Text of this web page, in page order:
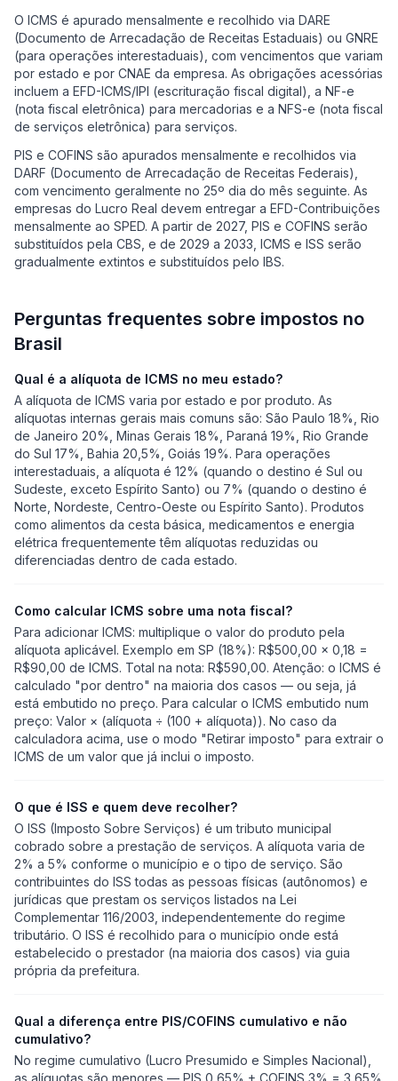
O ICMS é apurado mensalmente e recolhido via DARE
(Documento de Arrecadação de Receitas Estaduais) ou GNRE
(para operações interestaduais), com vencimentos que variam
por estado e por CNAE da empresa. As obrigações acessórias
incluem a EFD-ICMS/IPI (escrituração fiscal digital), a NF-e
(nota fiscal eletrônica) para mercadorias e a NFS-e (nota fiscal
de serviços eletrônica) para serviços.
PIS e COFINS são apurados mensalmente e recolhidos via
DARF (Documento de Arrecadação de Receitas Federais),
com vencimento geralmente no 25º dia do mês seguinte. As
empresas do Lucro Real devem entregar a EFD-Contribuições
mensalmente ao SPED. A partir de 2027, PIS e COFINS serão
substituídos pela CBS, e de 2029 a 2033, ICMS e ISS serão
gradualmente extintos e substituídos pelo IBS.
Perguntas frequentes sobre impostos no
Brasil
Qual é a alíquota de ICMS no meu estado?
A alíquota de ICMS varia por estado e por produto. As
alíquotas internas gerais mais comuns são: São Paulo 18%, Rio
de Janeiro 20%, Minas Gerais 18%, Paraná 19%, Rio Grande
do Sul 17%, Bahia 20,5%, Goiás 19%. Para operações
interestaduais, a alíquota é 12% (quando o destino é Sul ou
Sudeste, exceto Espírito Santo) ou 7% (quando o destino é
Norte, Nordeste, Centro-Oeste ou Espírito Santo). Produtos
como alimentos da cesta básica, medicamentos e energia
elétrica frequentemente têm alíquotas reduzidas ou
diferenciadas dentro de cada estado.
Como calcular ICMS sobre uma nota fiscal?
Para adicionar ICMS: multiplique o valor do produto pela
alíquota aplicável. Exemplo em SP (18%): R$500,00 × 0,18 =
R$90,00 de ICMS. Total na nota: R$590,00. Atenção: o ICMS é
calculado "por dentro" na maioria dos casos — ou seja, já
está embutido no preço. Para calcular o ICMS embutido num
preço: Valor × (alíquota ÷ (100 + alíquota)). No caso da
calculadora acima, use o modo "Retirar imposto" para extrair o
ICMS de um valor que já inclui o imposto.
O que é ISS e quem deve recolher?
O ISS (Imposto Sobre Serviços) é um tributo municipal
cobrado sobre a prestação de serviços. A alíquota varia de
2% a 5% conforme o município e o tipo de serviço. São
contribuintes do ISS todas as pessoas físicas (autônomos) e
jurídicas que prestam os serviços listados na Lei
Complementar 116/2003, independentemente do regime
tributário. O ISS é recolhido para o município onde está
estabelecido o prestador (na maioria dos casos) via guia
própria da prefeitura.
Qual a diferença entre PIS/COFINS cumulativo e não
cumulativo?
No regime cumulativo (Lucro Presumido e Simples Nacional),
as alíquotas são menores — PIS 0,65% + COFINS 3% = 3,65%